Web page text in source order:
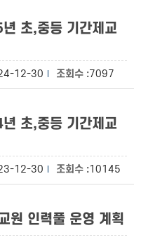
초,중등 기간제교
12-30 7097
초,중등 기간제교
12-30 10145
원 인력풀 운영 계획